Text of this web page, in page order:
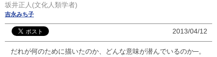
坂井正人(文化人類学者)
吉永みち子
2013/04/12
だれが何のために描いたのか、どんな意味が潜んでいるのか─。